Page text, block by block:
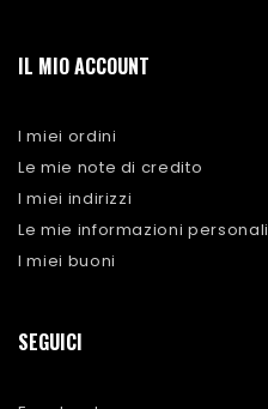
IL MIO ACCOUNT
I miei ordini
Le mie note di credito
I miei indirizzi
Le mie informazioni personali
I miei buoni
SEGUICI